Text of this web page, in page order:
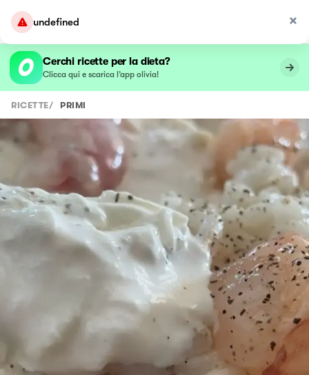
undefined
Cerchi ricette per la dieta?
Clicca qui e scarica l’app olivia!
RICETTE/ PRIMI